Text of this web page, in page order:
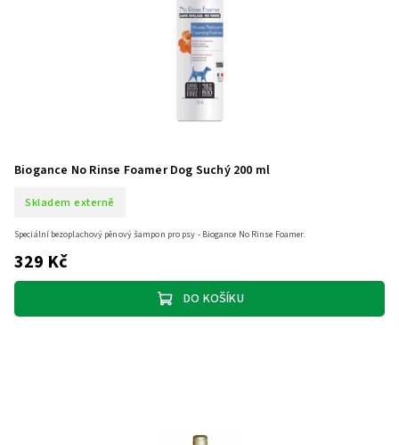
Biogance No Rinse Foamer Dog Suchý 200 ml
Skladem externě
329 Kč
DO KOŠÍKU
Speciální bezoplachový pěnový šampon pro psy - Biogance No Rinse Foamer.